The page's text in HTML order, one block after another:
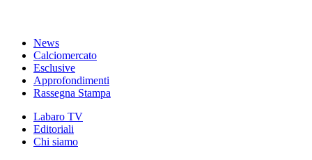
News
Calciomercato
Esclusive
Approfondimenti
Rassegna Stampa
Labaro TV
Editoriali
Chi siamo